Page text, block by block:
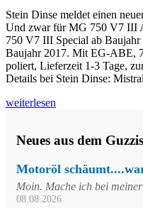
Stein Dinse meldet einen
Und zwar für MG 750 V7 III
750 V7 III Special ab
Baujahr 2017. Mit EG-ABE,
poliert, Lieferzeit 1-3 Tage,
Details bei Stein Dinse:
weiterlesen
Neues aus dem
Motoröl
Moin. Mache ich bei
08.08.2026